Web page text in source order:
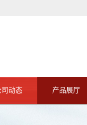
司动态 产品展厅